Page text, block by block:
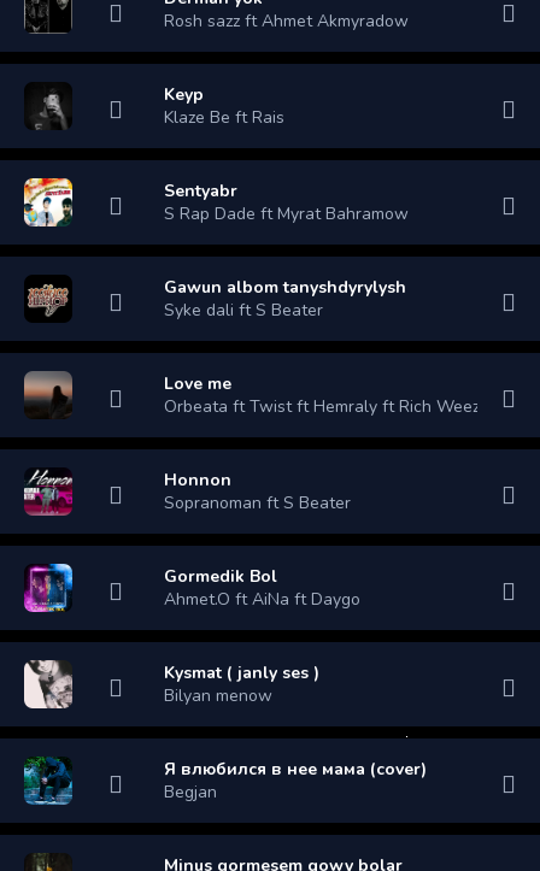
Rosh sazz ft Ahmet Akmyradow
Keyp
Klaze Be ft Rais
Sentyabr
S Rap Dade ft Myrat Bahramow
Gawun albom tanyshdyrylysh
Syke dali ft S Beater
Love me
Orbeata ft Twist ft Hemraly ft Rich Weezy
Honnon
Sopranoman ft S Beater
Gormedik Bol
Ahmet.O ft AiNa ft Daygo
Kysmat ( janly ses )
Bilyan menow
Я влюбился в нее мама (cover)
Begjan
Minus gormesem gowy bolar